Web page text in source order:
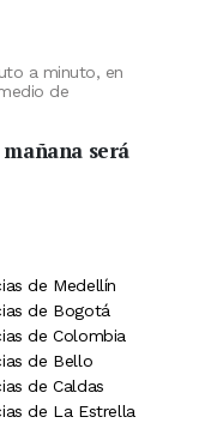
a minuto, en
de
será
de Medellín
de Bogotá
de Colombia
de Bello
de Caldas
de La Estrella